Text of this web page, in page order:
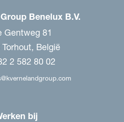
Benelux B.V.
Gentweg 81
België
2 582 80 02
bij